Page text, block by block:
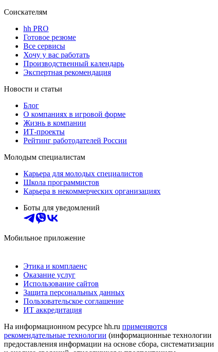
Соискателям
hh PRO
Готовое резюме
Все сервисы
Хочу у вас работать
Производственный календарь
Экспертная рекомендация
Новости и статьи
Блог
О компаниях в игровой форме
Жизнь в компании
ИТ-проекты
Рейтинг работодателей России
Молодым специалистам
Карьера для молодых специалистов
Школа программистов
Карьера в некоммерческих организациях
Боты для уведомлений
Мобильное приложение
Этика и комплаенс
Оказание услуг
Использование сайтов
Защита персональных данных
Пользовательское соглашение
ИТ аккредитация
На информационном ресурсе hh.ru применяются
рекомендательные технологии (информационные технологии
предоставления информации на основе сбора, систематизации